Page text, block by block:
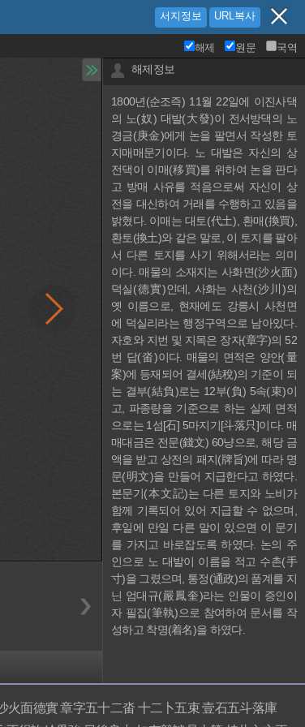
서지정보 URL복사
해제 원문 국역
해제정보
1800년(순조즉) 11월 22일에 이진사댁
의 노(奴) 대발(大發)이 전서방댁의 노
경금(庚金)에게 논을 팔면서 작성한 토
지매매문기이다. 노 대발은 자신의 상
전댁이 이매(移買)를 위하여 논을 판다
고 방매 사유를 적음으로써 자신이 상
전을 대신하여 거래를 수행하고 있음을
밝혔다. 이매는 대토(代土), 환매(換買),
환토(換土)와 같은 말로, 이 토지를 팔아
서 다른 토지를 사기 위해서라는 의미
이다. 매물의 소재지는 사화면(沙火面)
덕실(德實)인데, 사화는 사천(沙川)의
옛 이름으로, 현재에도 강릉시 사천면
에 덕실리라는 행정구역으로 남아있다.
자호와 지번 및 지목은 장자(章字)의 52
번 답(畓)이다. 매물의 면적은 양안(量
案)에 등재되어 결세(結稅)의 기준이 되
는 결부(結負)로는 12부(負) 5속(束)이
고, 파종량을 기준으로 하는 실제 면적
으로는 1섬[石] 5마지기[斗落只]이다. 매
매대금은 전문(錢文) 60냥으로, 해당 금
액을 받고 상전의 패지(牌旨)에 따라 명
문(明文)을 만들어 지급한다고 하였다.
본문기(本文記)는 다른 토지와 노비가
함께 기록되어 있어 지급할 수 없으며,
후일에 만일 다른 말이 있으면 이 문기
를 가지고 바로잡도록 하였다. 논의 주
인으로 노 대발이 이름을 적고 수촌(手
寸)을 그렸으며, 통정(通政)의 품계를 지
닌 엄대규(嚴鳳奎)라는 인물이 증인이
자 필집(筆執)으로 참여하여 문서를 작
성하고 착명(着名)을 하였다.
面德實 章字五十二畓 十二卜五束 壹石五斗落庫